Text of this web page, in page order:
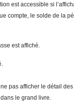
est accessible si
compte, le solde de la
est affiché.
pas afficher le détail
le grand livre.